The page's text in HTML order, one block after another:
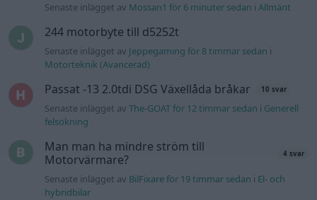
Senaste inlägget av Mossan1 för 6 minuter sedan iAllmänt
244 motorbyte till d5252t
Senaste inlägget av Jeppegaming för 8 timmar sedan i
Motorteknik (Avancerad)
Passat -13 2.0tdi DSG Växellåda bråkar 10 svar
Senaste inlägget avThe-GOAT för 12 timmar sedan i Generell
felsökning
Man man ha mindre ström till
Motorvärmare?
4 svar
Senaste inlägget av BilFixare för 19 timmar sedan i El- och
hybridbilar